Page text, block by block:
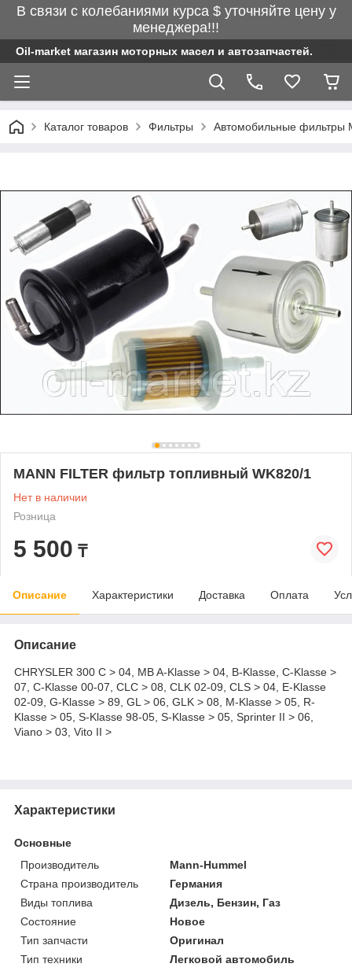
В связи с колебаниями курса $ уточняйте цену у
менеджера!!!
Oil-market магазин моторных масел и автозапчастей.
Каталог товаров Фильтры Автомобильные фильтры
MANN FILTER фильтр топливный WK820/1
Нет в наличии
Розница
5 500 ₸
Описание Характеристики Доставка Оплата
Описание
CHRYSLER 300 C > 04, MB A-Klasse > 04, B-Klasse, C-Klasse >
07, C-Klasse 00-07, CLC > 08, CLK 02-09, CLS > 04, E-Klasse
02-09, G-Klasse > 89, GL > 06, GLK > 08, M-Klasse > 05, R-
Klasse > 05, S-Klasse 98-05, S-Klasse > 05, Sprinter II > 06,
Viano > 03, Vito II >
Характеристики
Основные
Производитель
Mann-Hummel
Страна производитель
Германия
Виды топлива
Дизель, Бензин, Газ
Состояние
Новое
Тип запчасти
Оригинал
Тип техники
Легковой автомобиль